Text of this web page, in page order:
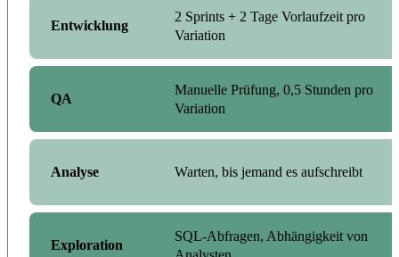
Entwicklung
2 Sprints + 2 Tage Vorlaufzeit pro
Variation
QA
Manuelle Prüfung, 0,5 Stunden pro
Variation
Analyse Warten, bis jemand es aufschreibt
Exploration
SQL-Abfragen, Abhängigkeit von